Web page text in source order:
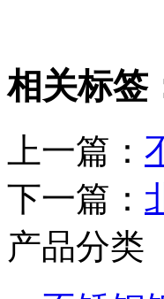
相关标签
上一篇：
下一篇：
产品分类